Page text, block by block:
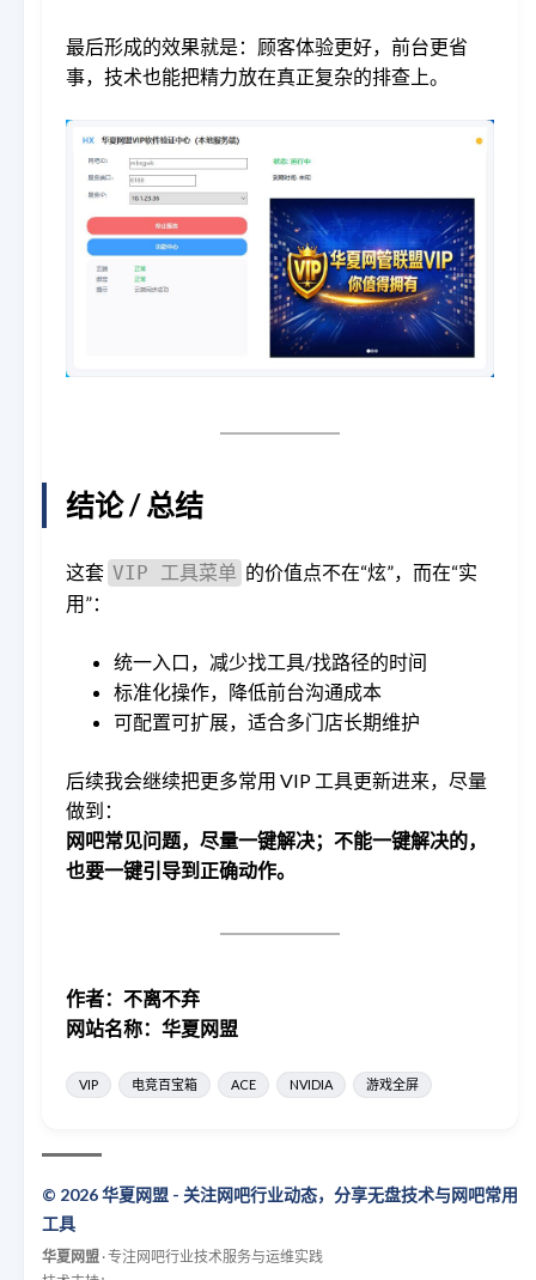
最后形成的效果就是：顾客体验更好，前台更省
事，技术也能把精力放在真正复杂的排查上。
结论 / 总结
这套 VIP 工具菜单 的价值点不在“炫”，而在“实
用”：
统一入口，减少找工具/找路径的时间
标准化操作，降低前台沟通成本
可配置可扩展，适合多门店长期维护
后续我会继续把更多常用 VIP 工具更新进来，尽量
做到：
网吧常见问题，尽量一键解决；不能一键解决的，
也要一键引导到正确动作。
作者：不离不弃
网站名称：华夏网盟
VIP 电竞百宝箱 ACE NVIDIA 游戏全屏
© 2026 华夏网盟 - 关注网吧行业动态，分享无盘技术与网吧常用
工具
华夏网盟 · 专注网吧行业技术服务与运维实践